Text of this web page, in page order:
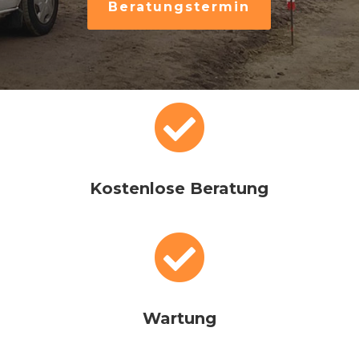
Beratungstermin

Kostenlose Beratung

Wartung